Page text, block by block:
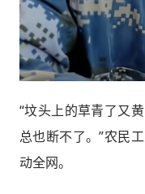
“坟头上的草青了又
总也断不了。”农民
动全网。